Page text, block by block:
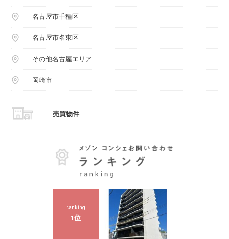
名古屋市千種区
名古屋市名東区
その他名古屋エリア
岡崎市
売買物件
ranking
1位